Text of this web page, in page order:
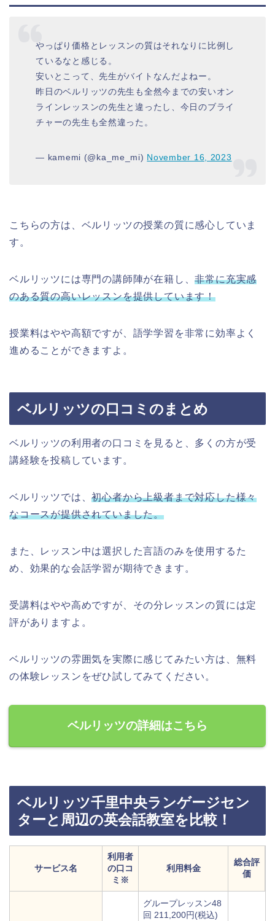
やっぱり価格とレッスンの質はそれなりに比例し
ているなと感じる。
安いとこって、先生がバイトなんだよねー。
昨日のベルリッツの先生も全然今までの安いオン
ラインレッスンの先生と違ったし、今日のブライ
チャーの先生も全然違った。
— kamemi (@ka_me_mi) November 16, 2023
こちらの方は、ベルリッツの授業の質に感心していま
す。
ベルリッツには専門の講師陣が在籍し、非常に充実感
のある質の高いレッスンを提供しています！
授業料はやや高額ですが、語学学習を非常に効率よく
進めることができますよ。
ベルリッツの口コミのまとめ
ベルリッツの利用者の口コミを見ると、多くの方が受
講経験を投稿しています。
ベルリッツでは、初心者から上級者まで対応した様々
なコースが提供されていました。
また、レッスン中は選択した言語のみを使用するた
め、効果的な会話学習が期待できます。
受講料はやや高めですが、その分レッスンの質には定
評がありますよ。
ベルリッツの雰囲気を実際に感じてみたい方は、無料
の体験レッスンをぜひ試してみてください。
ベルリッツの詳細はこちら
ベルリッツ千里中央ランゲージセン
ターと周辺の英会話教室を比較！
サービス名
利用者
の口コ
ミ※
利用料金
総合評
価
グループレッスン48
回 211,200円(税込)